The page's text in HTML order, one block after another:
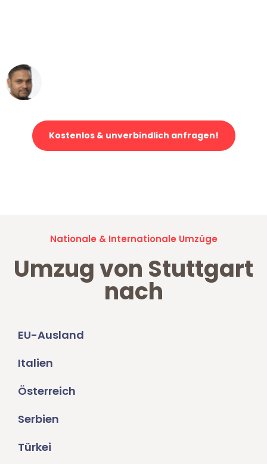
Kostenlos & unverbindlich anfragen!
Nationale & Internationale Umzüge
Umzug von Stuttgart
nach
EU-Ausland
Italien
Österreich
Serbien
Türkei